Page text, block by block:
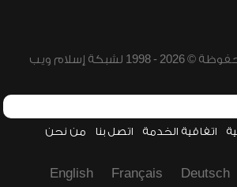
لشبكة إسلام ويب
اتفاقية الخدمة اتصل بنا من نحن
Deutsch
Français
English